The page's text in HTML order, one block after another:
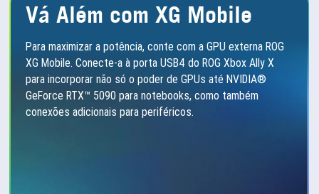
Vá Além com XG Mobile
Para maximizar a potência, conte com a GPU externa ROG
XG Mobile. Conecte-a à porta USB4 do ROG Xbox Ally X
para incorporar não só o poder de GPUs até NVIDIA®
GeForce RTX™ 5090 para notebooks, como também
conexões adicionais para periféricos.